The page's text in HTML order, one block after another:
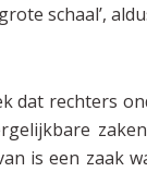
schaal’,
dat rechters
is een zaak